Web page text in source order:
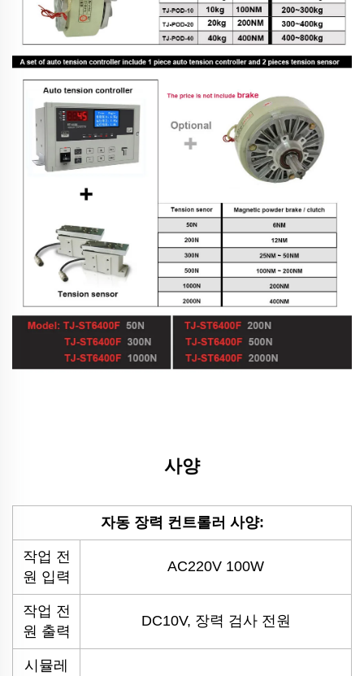
사양
자동 장력 컨트롤러 사양:
작업 전
원 입력
AC220V 100W
작업 전
원 출력
DC10V, 장력 검사 전원
시뮬레